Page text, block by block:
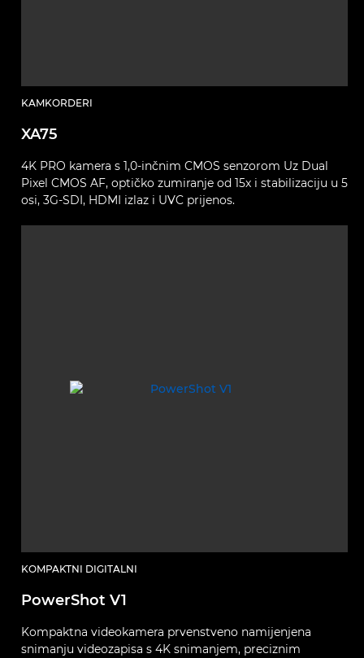
KAMKORDERI
XA75
4K PRO kamera s 1,0-inčnim CMOS senzorom Uz Dual
Pixel CMOS AF, optičko zumiranje od 15x i stabilizaciju u 5
osi, 3G-SDI, HDMI izlaz i UVC prijenos.
KOMPAKTNI DIGITALNI
PowerShot V1
Kompaktna videokamera prvenstveno namijenjena
snimanju videozapisa s 4K snimanjem, preciznim